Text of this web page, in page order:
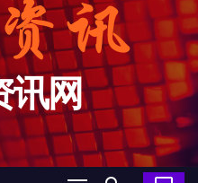
讯网